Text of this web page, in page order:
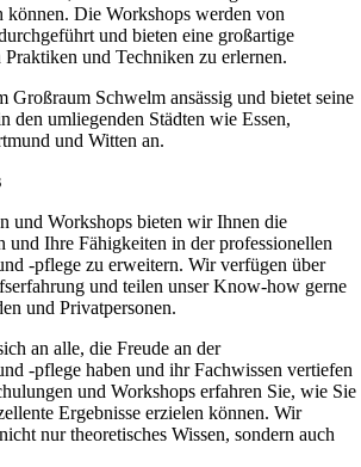
können. Die Workshops werden von
und bieten eine großartige
Praktiken und Techniken zu erlernen.
Großraum Schwelm ansässig und bietet seine
den umliegenden Städten wie Essen,
und Witten an.
und Workshops bieten wir Ihnen die
und Ihre Fähigkeiten in der professionellen
-pflege zu erweitern. Wir verfügen über
und teilen unser Know-how gerne
und Privatpersonen.
an alle, die Freude an der
-pflege haben und ihr Fachwissen vertiefen
und Workshops erfahren Sie, wie Sie
Ergebnisse erzielen können. Wir
nur theoretisches Wissen, sondern auch